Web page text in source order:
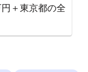
＋東京都の全